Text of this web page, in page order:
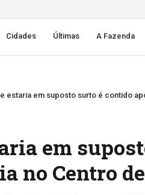
Cidades Últimas A Fazenda
estaria em suposto surto é contido
em
no Centro